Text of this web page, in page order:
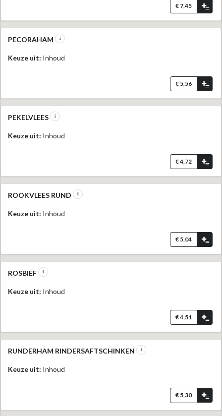
€ 7,45 =
PECORAHAM
Keuze uit: Inhoud
€ 5,56 =
PEKELVLEES
Keuze uit: Inhoud
€ 4,72 =
ROOKVLEES RUND
Keuze uit: Inhoud
€ 5,04 =
ROSBIEF
Keuze uit: Inhoud
€ 4,51 =
RUNDERHAM RINDERSAFTSCHINKEN
Keuze uit: Inhoud
€ 5,30 =